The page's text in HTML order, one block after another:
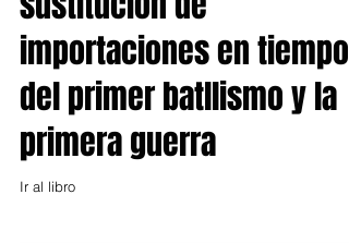
Industrialización y
sustitución de
importaciones en tiempos
del primer batllismo y la
primera guerra